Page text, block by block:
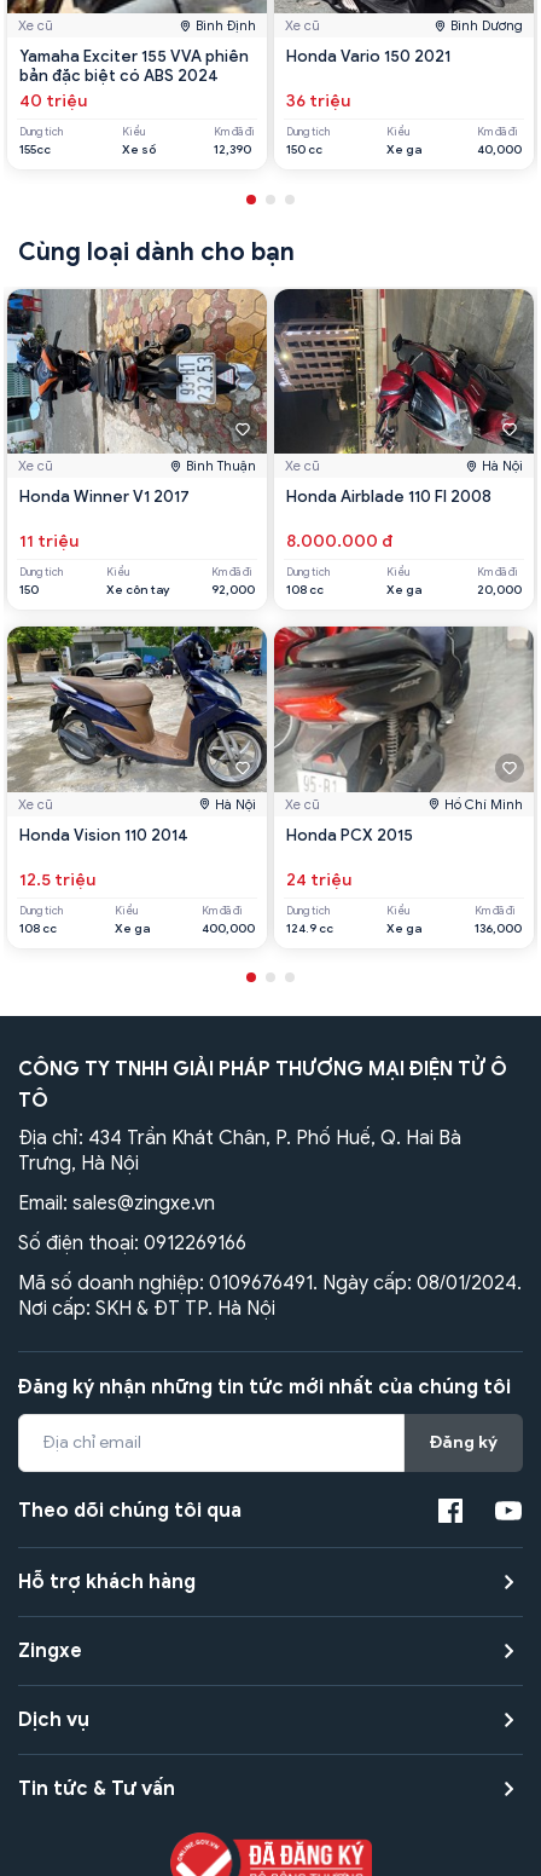
Xe cũ Bình Định
Yamaha Exciter 155 VVA phiên
bản đặc biệt có ABS 2024
40 triệu
Dung tích
155cc
Kiểu
Xe số
Km đã đi
12,390
Xe cũ Bình Dương
Honda Vario 150 2021
36 triệu
Dung tích
150 cc
Kiểu
Xe ga
Km đã đi
40,000
Cùng loại dành cho bạn
Xe cũ Bình Thuận
Honda Winner V1 2017
11 triệu
Dung tích
150
Kiểu
Xe côn tay
Km đã đi
92,000
Xe cũ Hà Nội
Honda Vision 110 2014
12.5 triệu
Dung tích
108 cc
Kiểu
Xe ga
Km đã đi
400,000
Xe cũ Hà Nội
Honda Airblade 110 FI 2008
8.000.000 đ
Dung tích
108 cc
Kiểu
Xe ga
Km đã đi
20,000
Xe cũ Hồ Chí Minh
Honda PCX 2015
24 triệu
Dung tích
124.9 cc
Kiểu
Xe ga
Km đã đi
136,000
CÔNG TY TNHH GIẢI PHÁP THƯƠNG MẠI ĐIỆN TỬ Ô
TÔ
Địa chỉ: 434 Trần Khát Chân, P. Phố Huế, Q. Hai Bà
Trưng, Hà Nội
Email: sales@zingxe.vn
Số điện thoại: 0912269166
Mã số doanh nghiệp: 0109676491. Ngày cấp: 08/01/2024.
Nơi cấp: SKH & ĐT TP. Hà Nội
Đăng ký nhận những tin tức mới nhất của chúng tôi
Đăng ký
Theo dõi chúng tôi qua
Hỗ trợ khách hàng
Zingxe
Dịch vụ
Tin tức & Tư vấn